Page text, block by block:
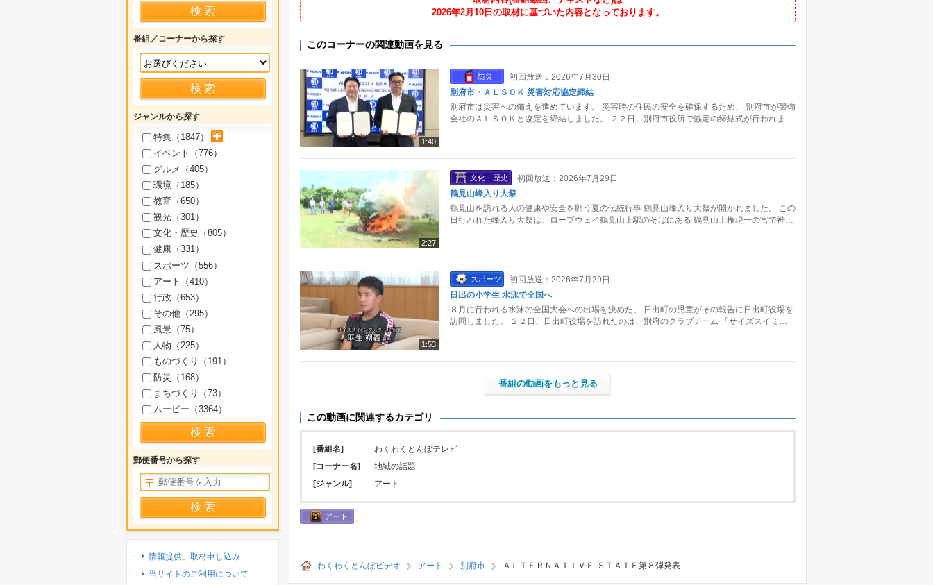
2026年2月10日の取材に基づいた内容となっております。
このコーナーの関連動画を見る
1:40
防災
初回放送：2026年7月30日
別府市・ＡＬＳＯＫ 災害対応協定締結
別府市は災害への備えを進めています。 災害時の住民の安全を確保するため、 別府市が警備
会社のＡＬＳＯＫと協定を締結しました。 ２２日、別府市役所で協定の締結式が行われま…
2:27
文化・歴史
初回放送：2026年7月29日
鶴見山峰入り大祭
鶴見山を訪れる人の健康や安全を願う夏の伝統行事 鶴見山峰入り大祭が開かれました。 この
日行われた峰入り大祭は、ロープウェイ鶴見山上駅のそばにある 鶴見山上権現一の宮で神…
1:53
スポーツ
初回放送：2026年7月29日
日出の小学生 水泳で全国へ
８月に行われる水泳の全国大会への出場を決めた、 日出町の児童がその報告に日出町役場を
訪問しました。 ２２日、日出町役場を訪れたのは、別府のクラブチーム 「サイズスイミ…
番組の動画をもっと見る
この動画に関連するカテゴリ
[番組名]
わくわくとんぼテレビ
[コーナー名]
地域の話題
[ジャンル]
アート
アート
わくわくとんぼビデオ アート 別府市 ＡＬＴＥＲＮＡＴＩＶＥ-ＳＴＡＴＥ第８弾発表
番組／コーナーから探す
ジャンルから探す
特集（ 1847）
イベント（776）
グルメ（405）
環境（ 185）
教育（650）
観光（301）
文化・歴史（805）
健康（331）
スポーツ（556）
アート（410）
行政（653）
その他（ 295）
風景（75）
人物（ 225）
ものづくり（ 191 ）
防災（ 168）
まちづくり（73）
ムービー（3364）
郵便番号から探す
情報提供、取材申し込み
当サイトのご利用について